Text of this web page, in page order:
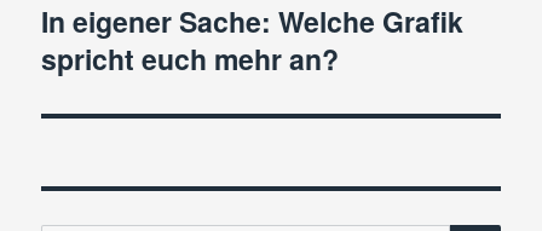
Nächster
Beitrag:
In eigener Sache: Welche Grafik
spricht euch mehr an?